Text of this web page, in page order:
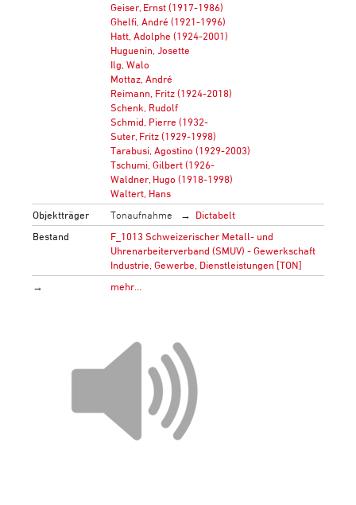
Geiser, Ernst (1917-1986)
Ghelfi, André (1921-1996)
Hatt, Adolphe (1924-2001)
Huguenin, Josette
Ilg, Walo
Mottaz, André
Reimann, Fritz (1924-2018)
Schenk, Rudolf
Schmid, Pierre (1932-
Suter, Fritz (1929-1998)
Tarabusi, Agostino (1929-2003)
Tschumi, Gilbert (1926-
Waldner, Hugo (1918-1998)
Waltert, Hans
Objektträger
Tonaufnahme
Dictabelt
Bestand
F_1013 Schweizerischer Metall- und
Uhrenarbeiterverband (SMUV) - Gewerkschaft
Industrie, Gewerbe, Dienstleistungen [TON]
→
mehr…